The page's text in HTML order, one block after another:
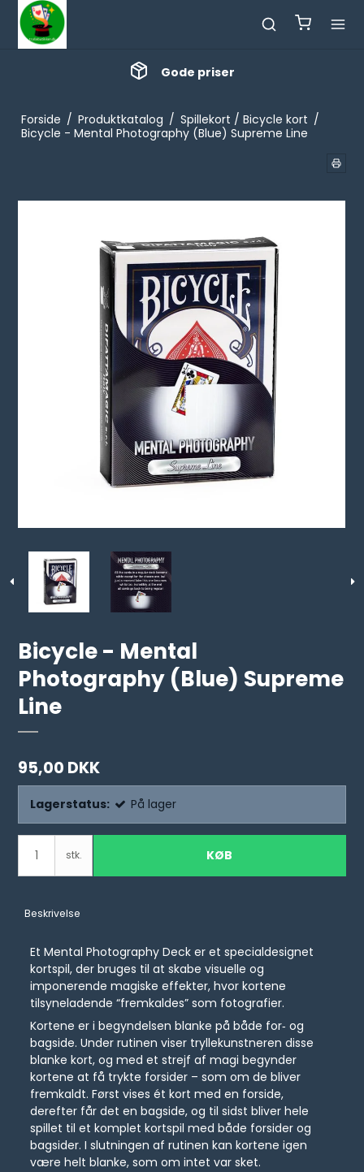
Gode priser
Forside / Produktkatalog / Spillekort / Bicycle kort /
Bicycle - Mental Photography (Blue) Supreme Line
Bicycle - Mental
Photography (Blue) Supreme
Line
95,00 DKK
Lagerstatus: På lager
stk. KØB
Beskrivelse
Et Mental Photography Deck er et specialdesignet
kortspil, der bruges til at skabe visuelle og
imponerende magiske effekter, hvor kortene
tilsyneladende “fremkaldes” som fotografier.
Kortene er i begyndelsen blanke på både for‑ og
bagside. Under rutinen viser tryllekunstneren disse
blanke kort, og med et strejf af magi begynder
kortene at få trykte forsider – som om de bliver
fremkaldt. Først vises ét kort med en forside,
derefter får det en bagside, og til sidst bliver hele
spillet til et komplet kortspil med både forsider og
bagsider. I slutningen af rutinen kan kortene igen
være helt blanke, som om intet var sket.